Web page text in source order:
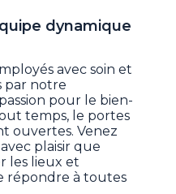
dynamique
avec soin et
par notre
pour le bien-
temps, le portes
ouvertes. Venez
plaisir que
les lieux et
répondre à toutes